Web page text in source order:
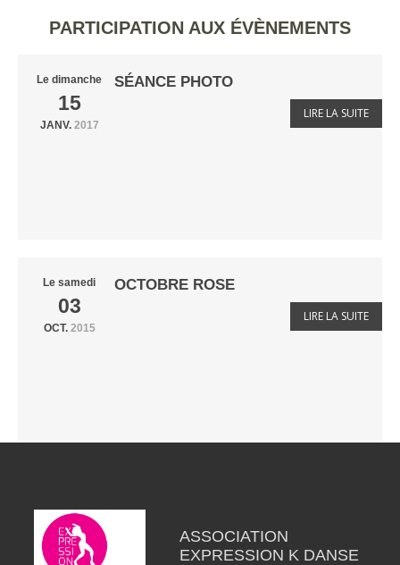
PARTICIPATION AUX ÉVÈNEMENTS
Le dimanche
15
JANV. 2017
SÉANCE PHOTO
LIRE LA SUITE
Le samedi
03
OCT. 2015
OCTOBRE ROSE
LIRE LA SUITE
ASSOCIATION
EXPRESSION K DANSE